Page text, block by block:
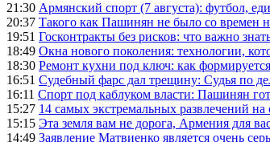
21:30 Армянский спорт (7 августа): футбол,
20:37 Такого как Пашинян не было со времен
19:51 Госконтракты без рисков: что важно
18:49 Окна нового поколения: технологии,
18:30 Ремонт кухни под ключ: как
16:51 Судебный фарс дал трещину: Судья по
16:11 Спорт под каблуком власти: Пашинян
15:27 14 самых экстремальных развлечений
15:15 Эта земля вам не дорога, Армения для
14:49 Заявление Матвиенко является очень